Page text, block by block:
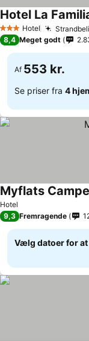
3 StjernerHotel
Hotel La
8,4 Meget godt
Af 553 kr.
Se priser fra 4
Hotel
Myflats
9,3 Fremragende
Vælg datoer for